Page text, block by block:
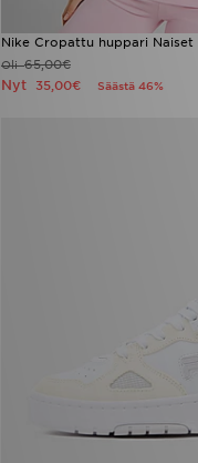
Nike Cropattu huppari Naiset
Oli65,00€
Nyt 35,00€ Säästä 46%